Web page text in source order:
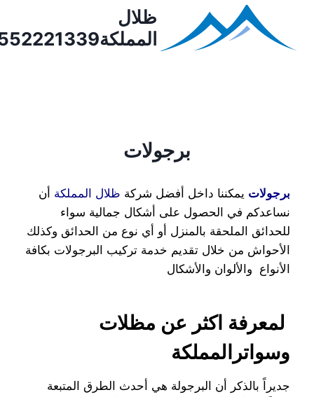
ظلال
المملكة0552221339
برجولات
برجولات يمكننا داخل أفضل شركة ظلال المملكة أن
نساعدكم في الحصول على أشكال جمالية سواء
للحدائق الملحقة بالمنزل أو أي نوع من الحدائق وكذلك
الأحواش من خلال تقديم خدمة تركيب البرجولات بكافة
الأنواع والألوان والأشكال
لمعرفة اكثر عن مظلات
وسواترالمملكة
جديراً بالذكر أن البرجولة هي أحدث الطرق المتبعة